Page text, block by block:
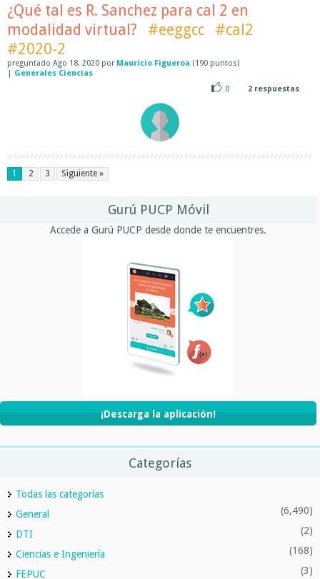
¿Qué tal es R. Sanchez para cal 2 en
modalidad virtual?
#eeggcc
#cal2
#2020-2
preguntado Ago 18, 2020 por Mauricio Figueroa (190 puntos)
| Generales Ciencias
0
2 respuestas
1 2 3 Siguiente »
Gurú PUCP Móvil
Accede a Gurú PUCP desde donde te encuentres.
¡Descarga la aplicación!
Categorías
Todas las categorías
General
(6,490)
DTI (2)
Ciencias e Ingeniería (168)
FEPUC (3)